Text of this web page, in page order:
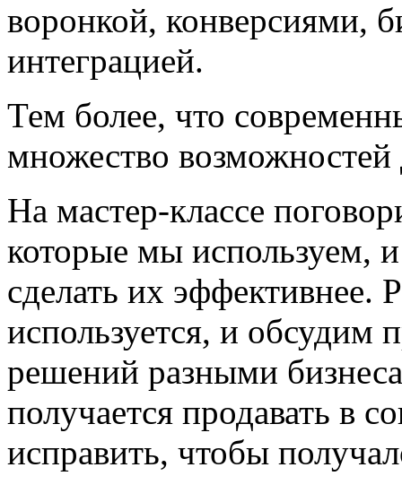
воронкой, конверсиями,
интеграцией.
Тем более, что
множество
На мастер-классе
которые мы используем,
сделать их эффективнее.
используется, и обсудим
решений разными
получается продавать в
исправить, чтобы